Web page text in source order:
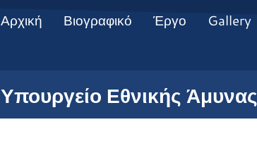
Αρχική Βιογραφικό Έργο Gallery
Υπουργείο Εθνικής Άμυνας